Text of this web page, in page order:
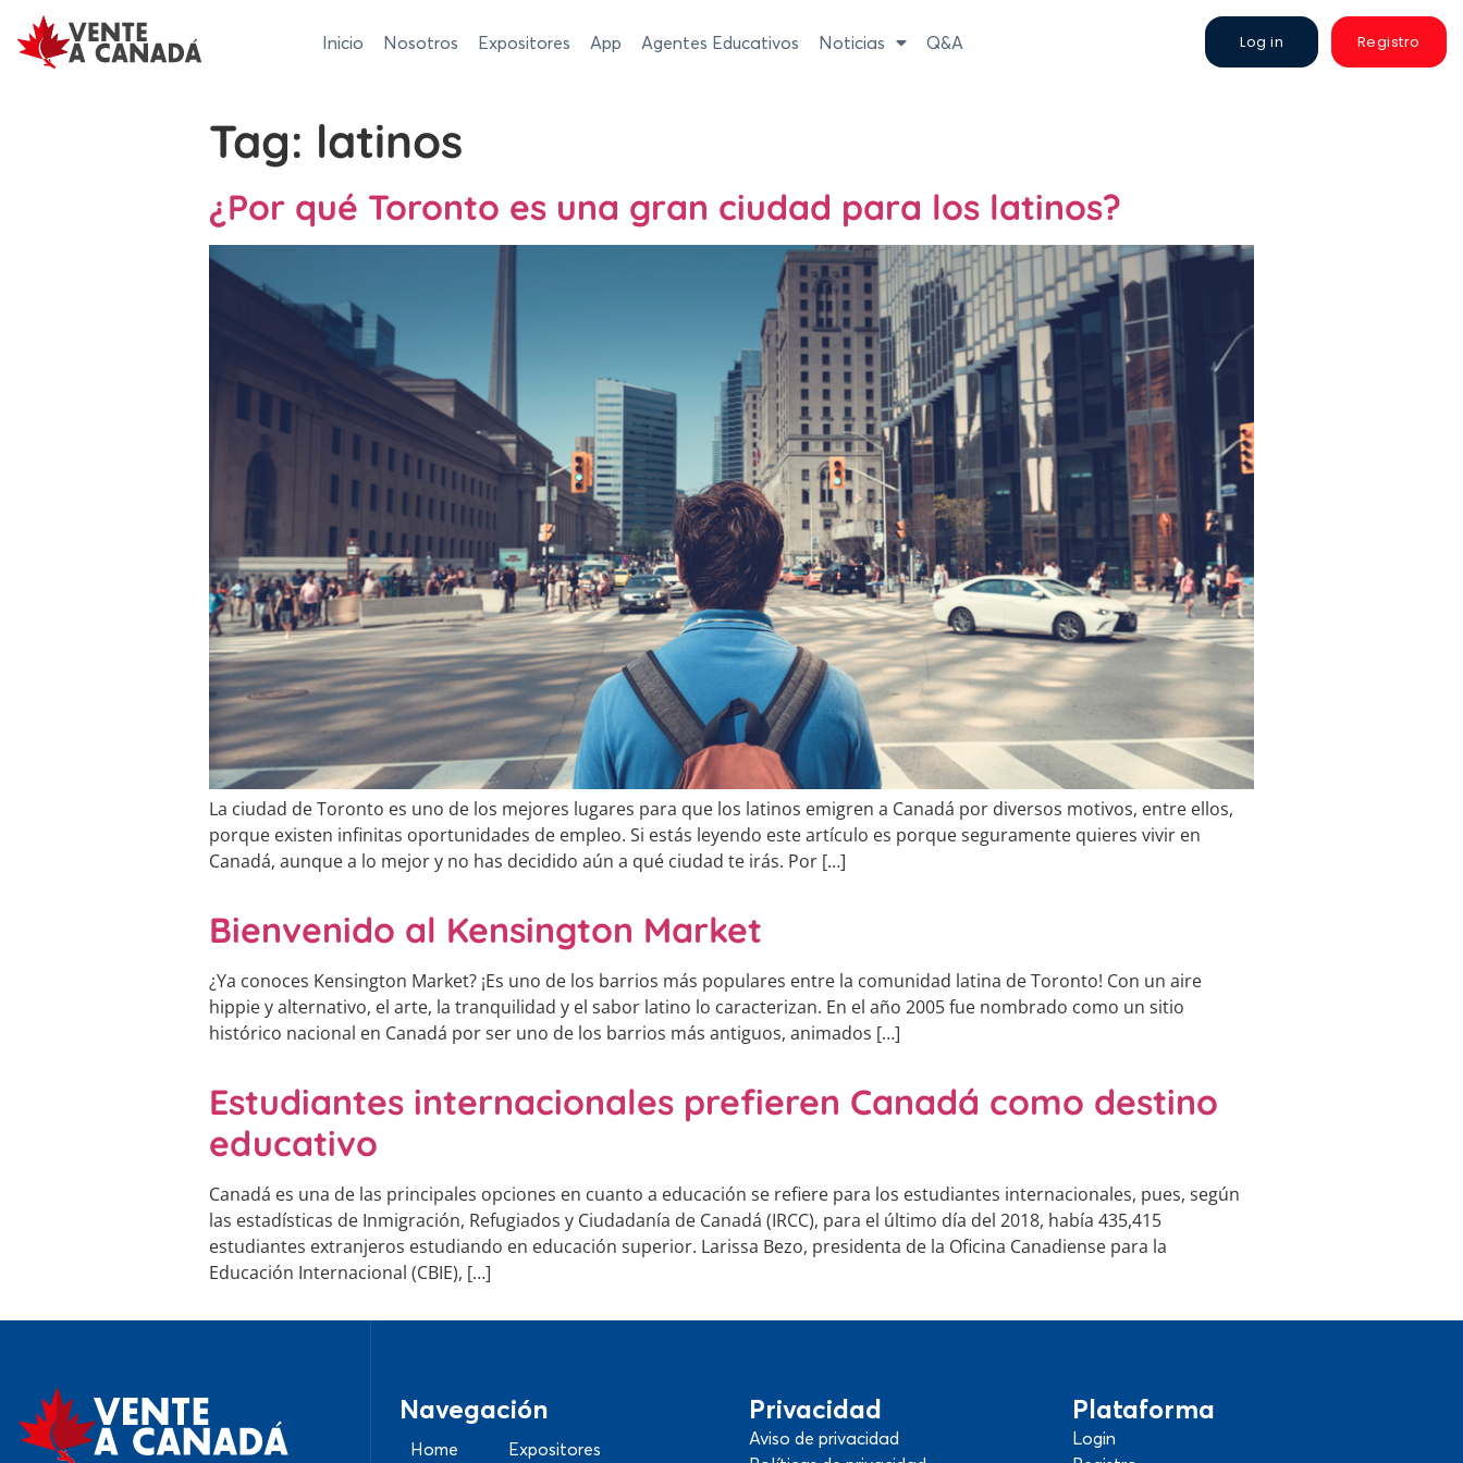
Inicio Nosotros Expositores App Agentes Educativos Noticias Q&A Log in Registro
Tag: latinos
¿Por qué Toronto es una gran ciudad para los latinos?
La ciudad de Toronto es uno de los mejores lugares para que los latinos emigren a Canadá por diversos motivos, entre ellos,
porque existen infinitas oportunidades de empleo. Si estás leyendo este artículo es porque seguramente quieres vivir en
Canadá, aunque a lo mejor y no has decidido aún a qué ciudad te irás. Por […]
Bienvenido al Kensington Market
¿Ya conoces Kensington Market? ¡Es uno de los barrios más populares entre la comunidad latina de Toronto! Con un aire
hippie y alternativo, el arte, la tranquilidad y el sabor latino lo caracterizan. En el año 2005 fue nombrado como un sitio
histórico nacional en Canadá por ser uno de los barrios más antiguos, animados […]
Estudiantes internacionales prefieren Canadá como destino
educativo
Canadá es una de las principales opciones en cuanto a educación se refiere para los estudiantes internacionales, pues, según
las estadísticas de Inmigración, Refugiados y Ciudadanía de Canadá (IRCC), para el último día del 2018, había 435,415
estudiantes extranjeros estudiando en educación superior. Larissa Bezo, presidenta de la Oficina Canadiense para la
Educación Internacional (CBIE), […]
Navegación
Home Expositores
Privacidad
Aviso de privacidad
Plataforma
Login